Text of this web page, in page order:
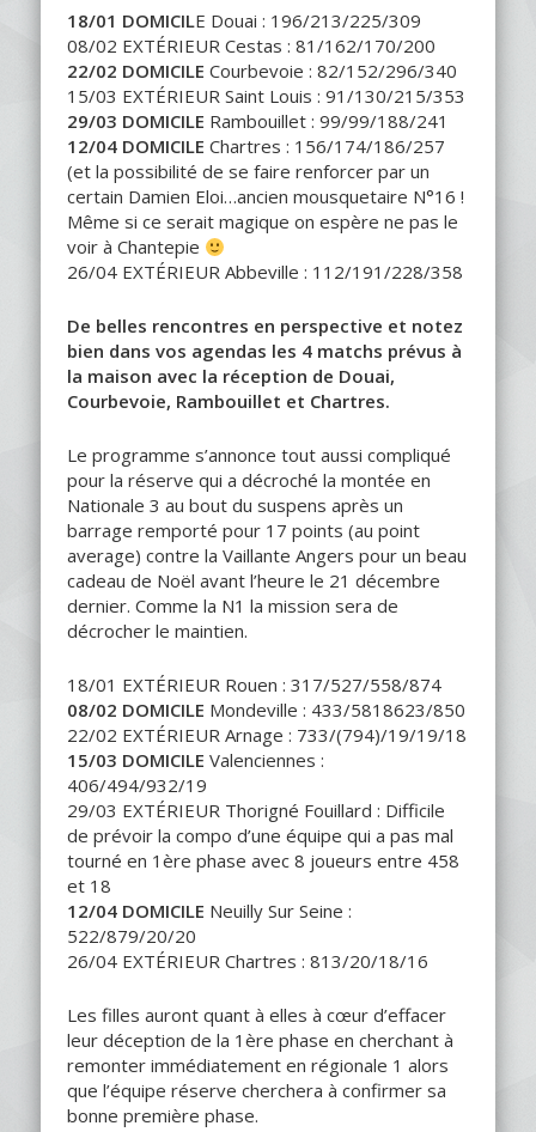
18/01 DOMICILE Douai : 196/213/225/309
08/02 EXTÉRIEUR Cestas : 81/162/170/200
22/02 DOMICILE Courbevoie : 82/152/296/340
15/03 EXTÉRIEUR Saint Louis : 91/130/215/353
29/03 DOMICILE Rambouillet : 99/99/188/241
12/04 DOMICILE Chartres : 156/174/186/257
(et la possibilité de se faire renforcer par un
certain Damien Eloi…ancien mousquetaire N°16 !
Même si ce serait magique on espère ne pas le
voir à Chantepie
26/04 EXTÉRIEUR Abbeville : 112/191/228/358
De belles rencontres en perspective et notez
bien dans vos agendas les 4 matchs prévus à
la maison avec la réception de Douai,
Courbevoie, Rambouillet et Chartres.
Le programme s’annonce tout aussi compliqué
pour la réserve qui a décroché la montée en
Nationale 3 au bout du suspens après un
barrage remporté pour 17 points (au point
average) contre la Vaillante Angers pour un beau
cadeau de Noël avant l’heure le 21 décembre
dernier. Comme la N1 la mission sera de
décrocher le maintien.
18/01 EXTÉRIEUR Rouen : 317/527/558/874
08/02 DOMICILE Mondeville : 433/5818623/850
22/02 EXTÉRIEUR Arnage : 733/(794)/19/19/18
15/03 DOMICILE Valenciennes :
406/494/932/19
29/03 EXTÉRIEUR Thorigné Fouillard : Difficile
de prévoir la compo d’une équipe qui a pas mal
tourné en 1ère phase avec 8 joueurs entre 458
et 18
12/04 DOMICILE Neuilly Sur Seine :
522/879/20/20
26/04 EXTÉRIEUR Chartres : 813/20/18/16
Les filles auront quant à elles à cœur d’effacer
leur déception de la 1ère phase en cherchant à
remonter immédiatement en régionale 1 alors
que l’équipe réserve cherchera à confirmer sa
bonne première phase.